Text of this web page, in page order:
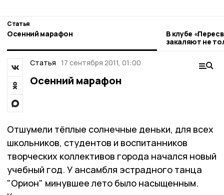
Статья
Осенний марафон
В клубе
закаляют не
Статья 17 сентября 2011, 01:00
Осенний марафон
Отшумели тёплые солнечные деньки, для всех
школьников, студентов и воспитанников
творческих коллективов города начался новый
учебный год. У ансамбля эстрадного танца
"Орион" минувшее лето было насыщенным.